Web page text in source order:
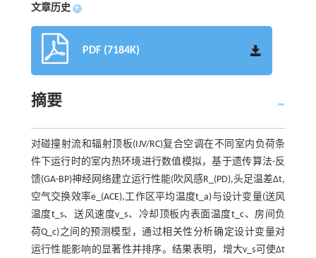
文章历史 +
PDF (7184K)
摘要
对碰撞射流和辐射顶板(IJV/RC)复合空调在不同室内负荷条
件下运行时的室内热环境进行数值模拟，基于遗传算法-反
馈(GA-BP)神经网络建立运行性能(吹风感R_(PD),头足温差Δt,
空气交换效率e_(ACE),工作区平均温度t_a)与设计变量(送风
温度t_s、送风速度v_s、冷却顶板内表面温度t_c、房间负
荷Q_c)之间的预测模型，通过相关性分析确定设计变量对
运行性能影响的显著性并排序。结果表明，增大v_s可使Δt